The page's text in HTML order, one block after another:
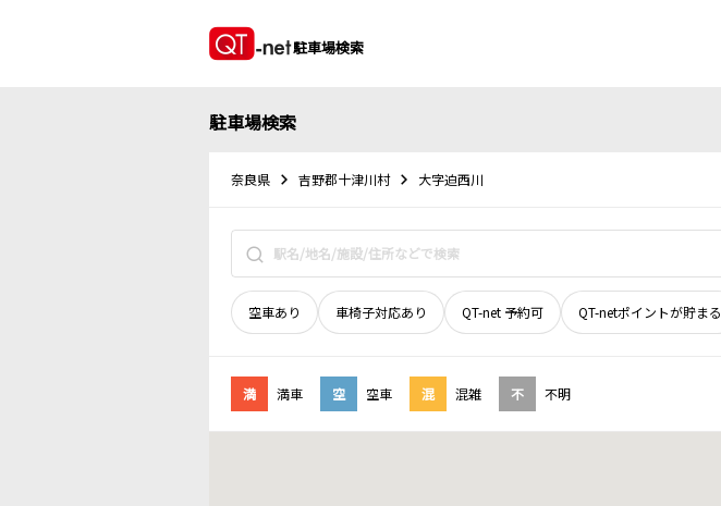
駐車場検索
駐車場検索
奈良県 吉野郡十津川村 大字迫西川
空車あり 車椅子対応あり QT-net 予約可 QT-netポイントが貯まる
満 満車 空 空車 混 混雑 不 不明